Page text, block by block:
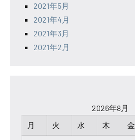
2021年5月
2021年4月
2021年3月
2021年2月
2026年8月
月
火 水 木 金